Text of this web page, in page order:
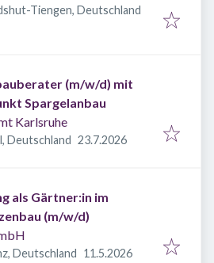
Tiengen, Deutschland
(m/w/d) mit
Spargelanbau
Karlsruhe
Deutschland Veröffentlicht
23.7.2026
als Gärtner:in im
(m/w/d)
Deutschland Veröffentlicht
11.5.2026